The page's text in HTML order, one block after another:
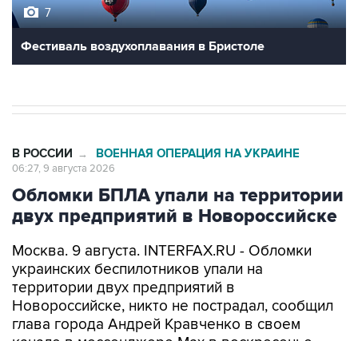
7
Фестиваль воздухоплавания в Бристоле
В РОССИИ → ВОЕННАЯ ОПЕРАЦИЯ НА УКРАИНЕ
06:27, 9 августа 2026
Обломки БПЛА упали на территории
двух предприятий в Новороссийске
Москва. 9 августа. INTERFAX.RU - Обломки
украинских беспилотников упали на
территории двух предприятий в
Новороссийске, никто не пострадал, сообщил
глава города Андрей Кравченко в своем